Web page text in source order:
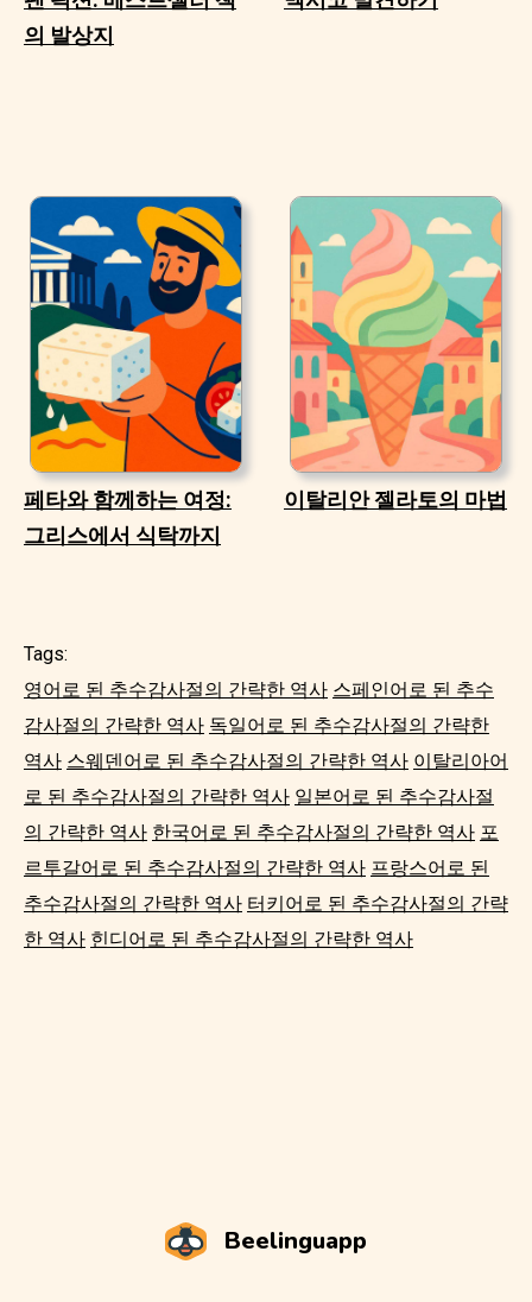
의 발상지
페타와 함께하는 여정:
그리스에서 식탁까지
이탈리안 젤라토의 마법
Tags:
영어로 된 추수감사절의 간략한 역사 스페인어로 된 추수
감사절의 간략한 역사 독일어로 된 추수감사절의 간략한
역사 스웨덴어로 된 추수감사절의 간략한 역사 이탈리아어
로 된 추수감사절의 간략한 역사 일본어로 된 추수감사절
의 간략한 역사 한국어로 된 추수감사절의 간략한 역사 포
르투갈어로 된 추수감사절의 간략한 역사 프랑스어로 된
추수감사절의 간략한 역사 터키어로 된 추수감사절의 간략
한 역사 힌디어로 된 추수감사절의 간략한 역사
Beelinguapp